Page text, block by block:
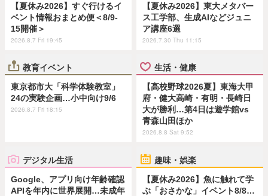
【夏休み2026】すぐ行けるイ
ベント情報おまとめ便＜8/9-
15開催＞
2026.8.7 Fri 19:45
【夏休み2026】東大メタバー
ス工学部、生成AIなどジュニ
ア講座6選
2026.7.30 Thu 11:15
教育イベント
東京都市大「科学体験教室」
24の実験企画…小中向け9/6
2026.8.7 Fri 18:15
生活・健康
【高校野球2026夏】東海大甲
府・健大高崎・有明・長崎日
大が勝利…第4日は遊学館vs
青森山田ほか
2026.8.8 Sat 9:52
デジタル生活
Google、アプリ向け年齢確認
APIを年内に世界展開…未成年
趣味・娯楽
【夏休み2026】魚に触れて学
ぶ「おさかな」イベント8/8…